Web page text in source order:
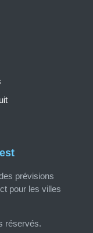
prévisions
pour les villes
réservés.